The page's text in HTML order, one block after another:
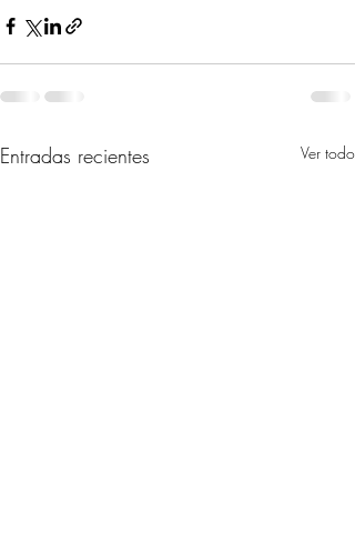
Entradas recientes Ver todo